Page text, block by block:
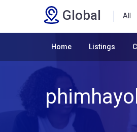
Global All
Home Listings